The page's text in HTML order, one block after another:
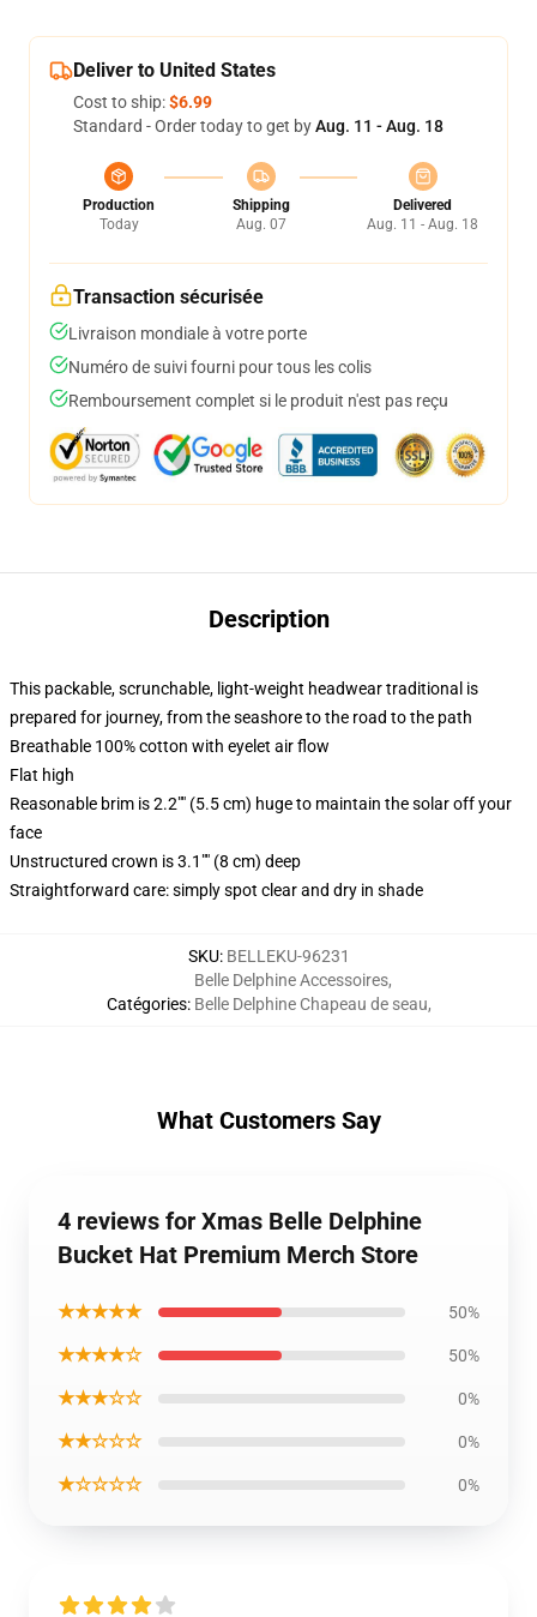
Deliver to United States
Cost to ship:$6.99
Standard - Order today to get byAug. 11 - Aug. 18
Production
Today
Shipping
Aug. 07
Delivered
Aug. 11 - Aug. 18
Transaction sécurisée
Livraison mondiale à votre porte
Numéro de suivi fourni pour tous les colis
Remboursement complet si le produit n'est pas reçu
Description
This packable, scrunchable, light-weight headwear traditional is
prepared for journey, from the seashore to the road to the path
Breathable 100% cotton with eyelet air flow
Flat high
Reasonable brim is 2.2"" (5.5 cm) huge to maintain the solar off your
face
Unstructured crown is 3.1"" (8 cm) deep
Straightforward care: simply spot clear and dry in shade
SKU: BELLEKU-96231
Catégories:
Belle Delphine Accessoires,
Belle Delphine Chapeau de seau,
What Customers Say
4 reviews for Xmas Belle Delphine
Bucket Hat Premium Merch Store
★★★★★ 50%
★★★★☆ 50%
★★★☆☆ 0%
★★☆☆☆ 0%
★☆☆☆☆ 0%